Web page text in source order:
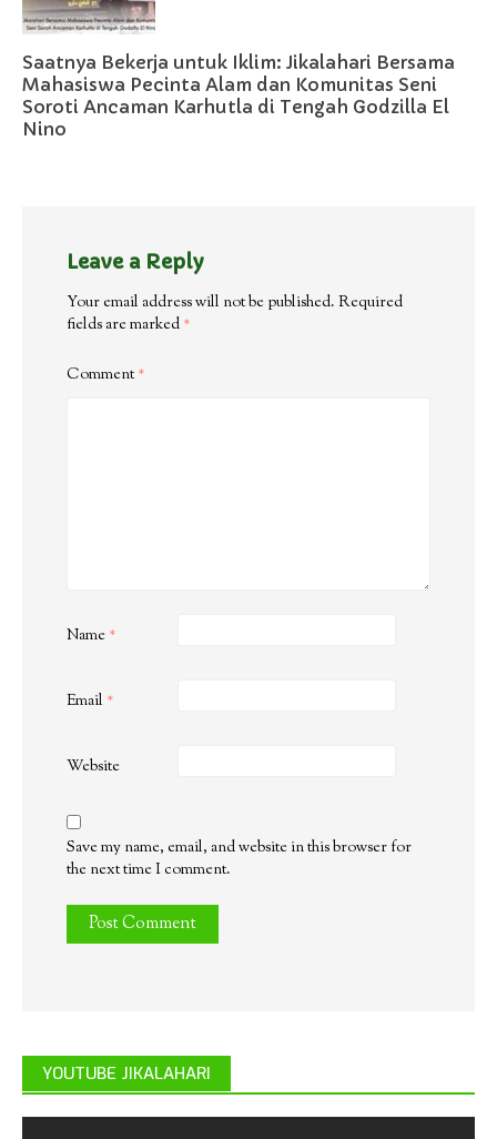
Saatnya Bekerja untuk Iklim: Jikalahari Bersama
Mahasiswa Pecinta Alam dan Komunitas Seni
Soroti Ancaman Karhutla di Tengah Godzilla El
Nino
Leave a Reply
Your email address will not be published. Required
fields are marked *
Comment*
Name *
Email *
Website
Save my name, email, and website in this browser for
the next time I comment.
YOUTUBE JIKALAHARI